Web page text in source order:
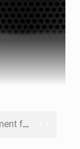
Congo : le Parlement formule 28 recommandations sur le Cadre budgétaire 2027-2029